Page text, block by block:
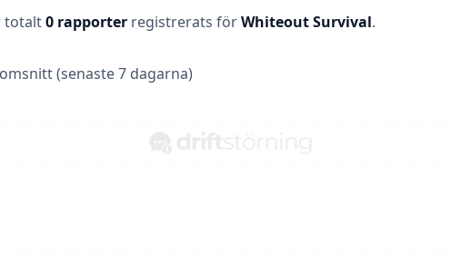
totalt0 rapporter registrerats förWhiteout Survival.
(senaste 7 dagarna)